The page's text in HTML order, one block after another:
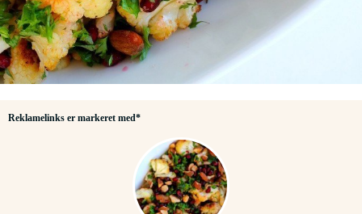
Reklamelinks er markeret med*